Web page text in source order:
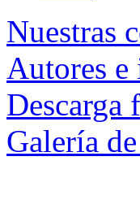
Nuestras
Autores e
Descarga
Galería